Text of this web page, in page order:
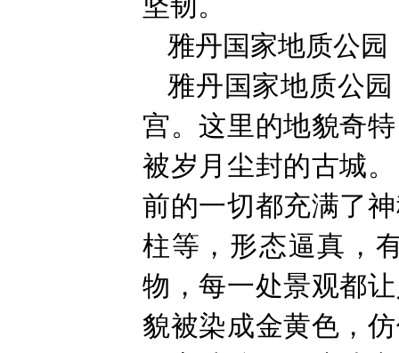
坚韧。
雅丹国家地质公园
雅丹国家地质公
宫。这里的地貌奇
被岁月尘封的古城
前的一切都充满了
柱等，形态逼真，
物，每一处景观都
貌被染成金黄色，